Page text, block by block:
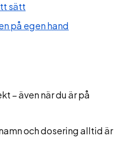
sätt
på egen hand
– även när du är på
och dosering alltid är